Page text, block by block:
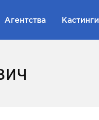
Агентства Кастинги